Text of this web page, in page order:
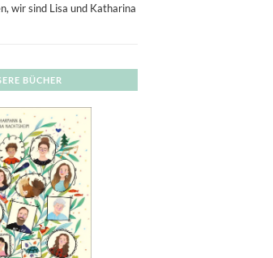
wir sind Lisa und Katharina
BÜCHER